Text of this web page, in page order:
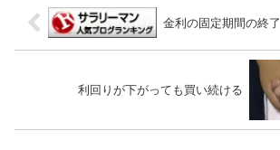
金利の固定期間の終了
利回りが下がっても買い続ける